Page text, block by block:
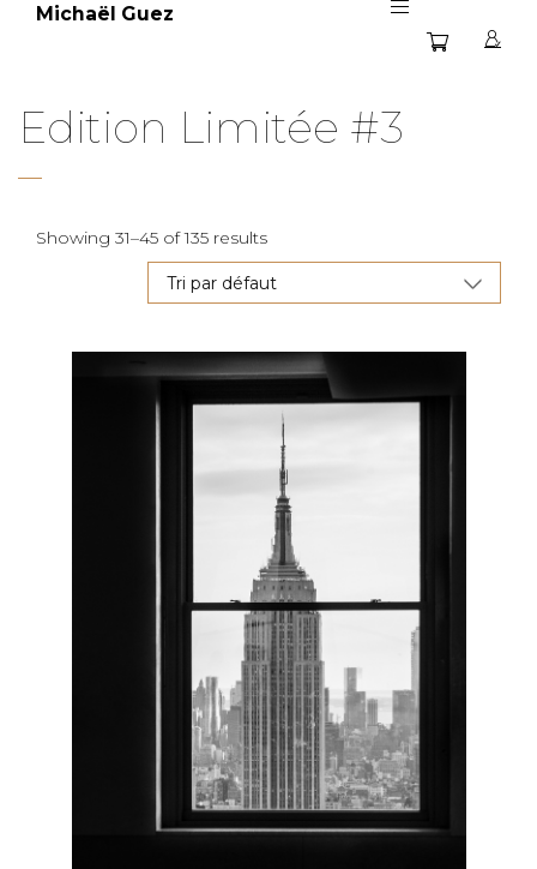
Michaël Guez
Edition Limitée #3
Showing 31–45 of 135 results